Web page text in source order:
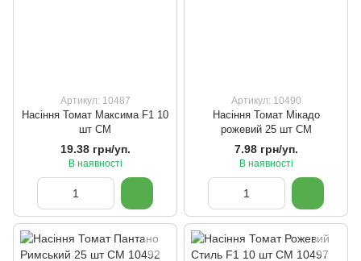
Артикул: 10487
Насіння Томат Максима F1 10
шт СМ
19.38 грн/уп.
В наявності
Артикул: 10490
Насіння Томат Мікадо
рожевий 25 шт СМ
7.98 грн/уп.
В наявності